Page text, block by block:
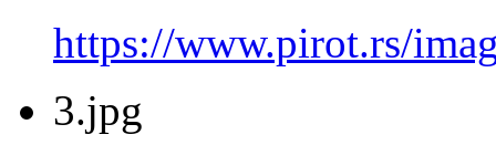
https://www.pirot.rs/
3.jpg